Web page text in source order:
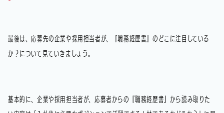
最後は、応募先の企業や採用担当者が、『職務経歴書』のどこに注目している
か？について見ていきましょう。
基本的に、企業や採用担当者が、応募者からの『職務経歴書』から読み取りた